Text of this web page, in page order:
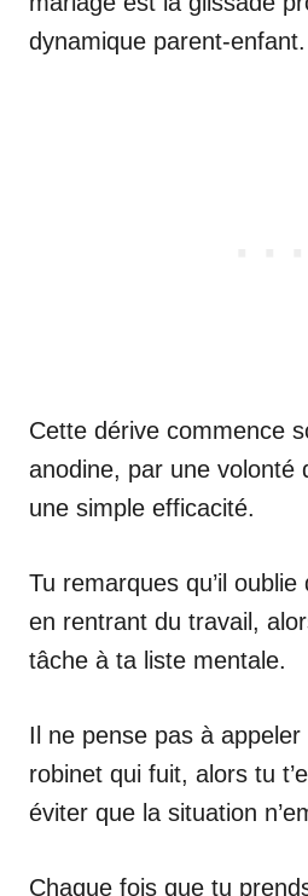
dynamique parent-enfant.
Cette dérive commence
anodine, par une volonté
une simple efficacité.
Tu remarques qu’il
en rentrant du travail,
tâche à ta liste mentale.
Il ne pense pas à
robinet qui fuit, alors tu
éviter que la situation
Chaque fois que tu